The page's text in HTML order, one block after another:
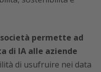
permette ad
di IA alle aziende
di usufruire nei data